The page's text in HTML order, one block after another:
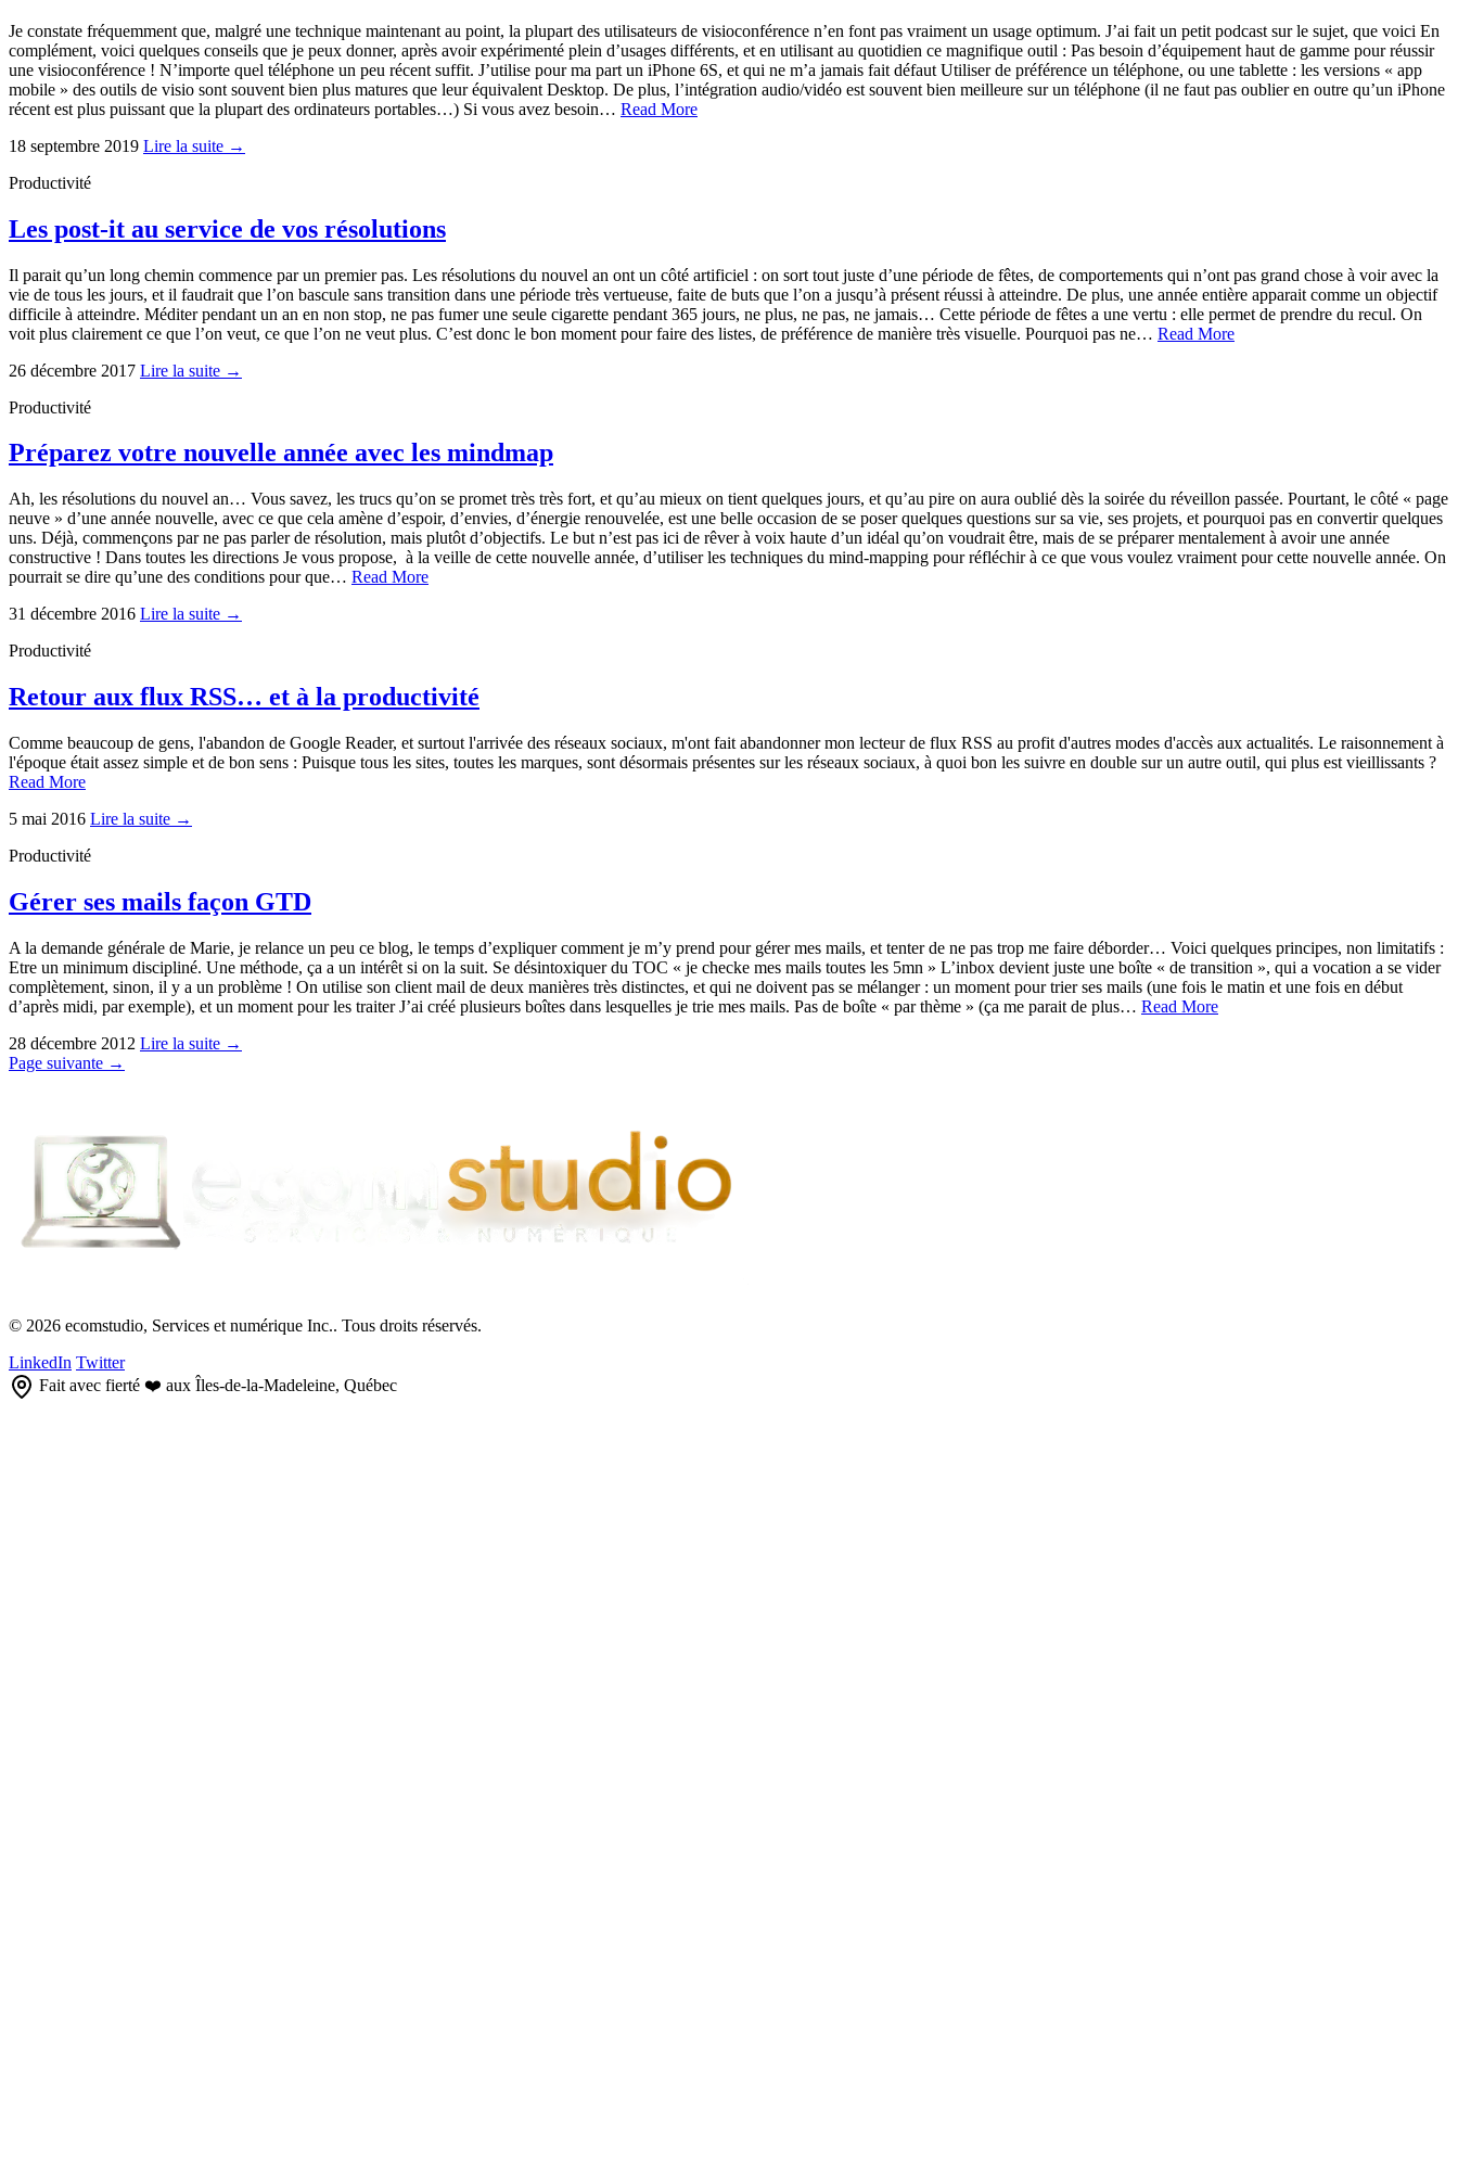
Je constate fréquemment que, malgré une technique maintenant au point, la plupart des utilisateurs de visioconférence n’en font pas vraiment un usage optimum. J’ai fait un petit podcast sur le sujet, que voici En
complément, voici quelques conseils que je peux donner, après avoir expérimenté plein d’usages différents, et en utilisant au quotidien ce magnifique outil : Pas besoin d’équipement haut de gamme pour réussir
une visioconférence ! N’importe quel téléphone un peu récent suffit. J’utilise pour ma part un iPhone 6S, et qui ne m’a jamais fait défaut Utiliser de préférence un téléphone, ou une tablette : les versions « app
mobile » des outils de visio sont souvent bien plus matures que leur équivalent Desktop. De plus, l’intégration audio/vidéo est souvent bien meilleure sur un téléphone (il ne faut pas oublier en outre qu’un iPhone
récent est plus puissant que la plupart des ordinateurs portables…) Si vous avez besoin… Read More
18 septembre 2019 Lire la suite →
Productivité
Les post-it au service de vos résolutions
Il parait qu’un long chemin commence par un premier pas. Les résolutions du nouvel an ont un côté artificiel : on sort tout juste d’une période de fêtes, de comportements qui n’ont pas grand chose à voir avec la
vie de tous les jours, et il faudrait que l’on bascule sans transition dans une période très vertueuse, faite de buts que l’on a jusqu’à présent réussi à atteindre. De plus, une année entière apparait comme un objectif
difficile à atteindre. Méditer pendant un an en non stop, ne pas fumer une seule cigarette pendant 365 jours, ne plus, ne pas, ne jamais… Cette période de fêtes a une vertu : elle permet de prendre du recul. On
voit plus clairement ce que l’on veut, ce que l’on ne veut plus. C’est donc le bon moment pour faire des listes, de préférence de manière très visuelle. Pourquoi pas ne… Read More
26 décembre 2017 Lire la suite →
Productivité
Préparez votre nouvelle année avec les mindmap
Ah, les résolutions du nouvel an… Vous savez, les trucs qu’on se promet très très fort, et qu’au mieux on tient quelques jours, et qu’au pire on aura oublié dès la soirée du réveillon passée. Pourtant, le côté « page
neuve » d’une année nouvelle, avec ce que cela amène d’espoir, d’envies, d’énergie renouvelée, est une belle occasion de se poser quelques questions sur sa vie, ses projets, et pourquoi pas en convertir quelques
uns. Déjà, commençons par ne pas parler de résolution, mais plutôt d’objectifs. Le but n’est pas ici de rêver à voix haute d’un idéal qu’on voudrait être, mais de se préparer mentalement à avoir une année
constructive ! Dans toutes les directions Je vous propose, à la veille de cette nouvelle année, d’utiliser les techniques du mind-mapping pour réfléchir à ce que vous voulez vraiment pour cette nouvelle année. On
pourrait se dire qu’une des conditions pour que… Read More
31 décembre 2016 Lire la suite →
Productivité
Retour aux flux RSS… et à la productivité
Comme beaucoup de gens, l'abandon de Google Reader, et surtout l'arrivée des réseaux sociaux, m'ont fait abandonner mon lecteur de flux RSS au profit d'autres modes d'accès aux actualités. Le raisonnement à
l'époque était assez simple et de bon sens : Puisque tous les sites, toutes les marques, sont désormais présentes sur les réseaux sociaux, à quoi bon les suivre en double sur un autre outil, qui plus est vieillissants ?
Read More
5 mai 2016 Lire la suite →
Productivité
Gérer ses mails façon GTD
A la demande générale de Marie, je relance un peu ce blog, le temps d’expliquer comment je m’y prend pour gérer mes mails, et tenter de ne pas trop me faire déborder… Voici quelques principes, non limitatifs :
Etre un minimum discipliné. Une méthode, ça a un intérêt si on la suit. Se désintoxiquer du TOC « je checke mes mails toutes les 5mn » L’inbox devient juste une boîte « de transition », qui a vocation a se vider
complètement, sinon, il y a un problème ! On utilise son client mail de deux manières très distinctes, et qui ne doivent pas se mélanger : un moment pour trier ses mails (une fois le matin et une fois en début
d’après midi, par exemple), et un moment pour les traiter J’ai créé plusieurs boîtes dans lesquelles je trie mes mails. Pas de boîte « par thème » (ça me parait de plus… Read More
28 décembre 2012 Lire la suite →
Page suivante →
© 2026 ecomstudio, Services et numérique Inc.. Tous droits réservés.
LinkedIn Twitter
Fait avec fierté ❤️ aux Îles-de-la-Madeleine, Québec